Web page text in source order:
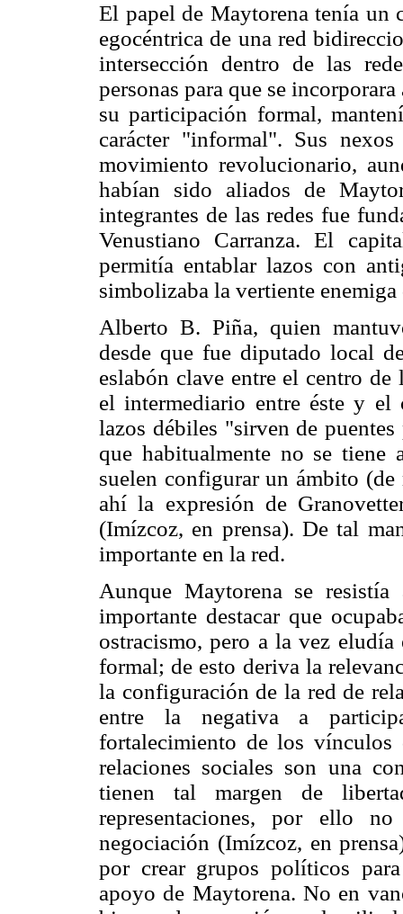
El papel de Maytorena tenía un
egocéntrica de una red
intersección dentro de las
personas para que se
su participación formal,
carácter "informal". Sus
movimiento revolucionario,
habían sido aliados de
integrantes de las redes fue
Venustiano Carranza. El
permitía entablar lazos con
simbolizaba la vertiente
Alberto B. Piña, quien
desde que fue diputado local
eslabón clave entre el centro
el intermediario entre éste y el
lazos débiles "sirven de
que habitualmente no se tiene
suelen configurar un ámbito (de
ahí la expresión de
(Imízcoz, en prensa). De tal
importante en la red.
Aunque Maytorena se
importante destacar que
ostracismo, pero a la vez
formal; de esto deriva la
la configuración de la red de
entre la negativa a
fortalecimiento de los
relaciones sociales son una
tienen tal margen de
representaciones, por ello
negociación (Imízcoz, en
por crear grupos políticos
apoyo de Maytorena. No en